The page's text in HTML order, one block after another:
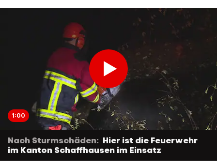
1:00
Nach Sturmschäden: Hier ist die Feuerwehr
im Kanton Schaffhausen im Einsatz